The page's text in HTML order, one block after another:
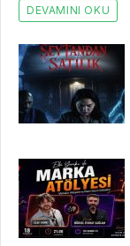
DEVAMINI OKU